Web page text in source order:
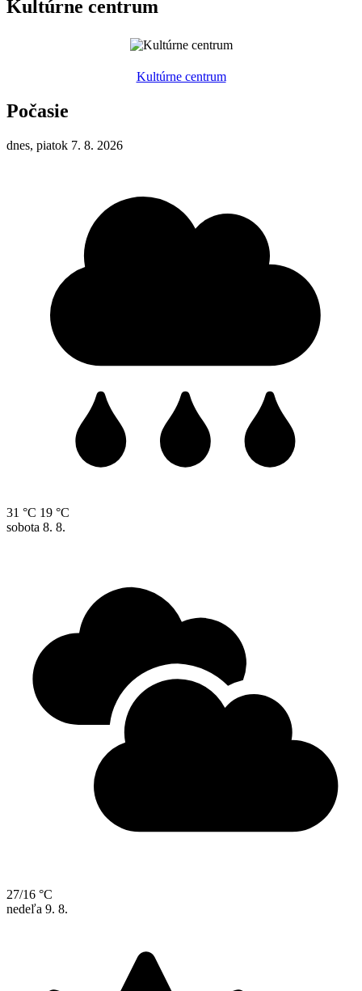
Kultúrne centrum
Kultúrne centrum
Počasie
dnes, piatok 7. 8. 2026
31 °C 19 °C
sobota 8. 8.
27/16 °C
nedeľa 9. 8.